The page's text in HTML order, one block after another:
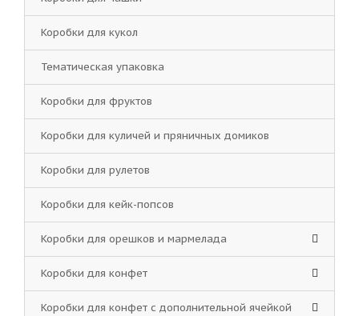
Коробки для кукол
Тематическая упаковка
Коробки для фруктов
Коробки для куличей и пряничных домиков
Коробки для рулетов
Коробки для кейк-попсов
Коробки для орешков и мармелада
Коробки для конфет
Коробки для конфет с дополнительной ячейкой